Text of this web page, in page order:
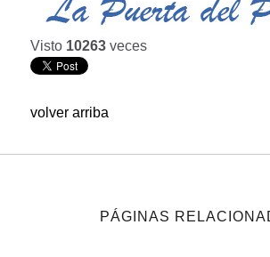
Visto 10263 veces
volver arriba
PÁGINAS